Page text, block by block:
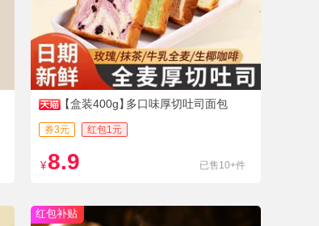
【盒装400g】多口味厚切吐司面包
券3元 红包1元
¥ 8.9 已售10+件
红包补贴